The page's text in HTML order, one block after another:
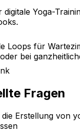
Yoga-
Loops für
bei
Fragen
Erstellung von